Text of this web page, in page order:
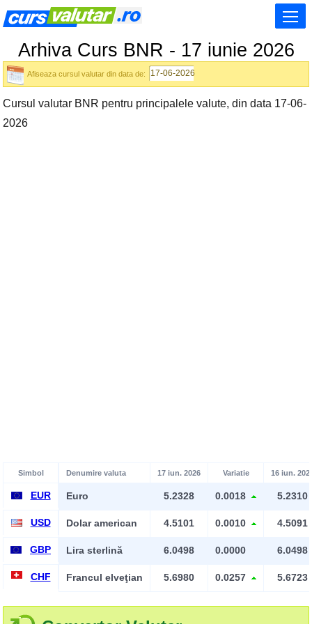
Arhiva Curs BNR - 17 iunie 2026
Afiseaza cursul valutar din data de:
Cursul valutar BNR pentru principalele valute, din data 17-06-
2026
Simbol Denumire valuta 17 iun. 2026 Variatie 16 iun.
EUR Euro 5.2328 0.0018 5.2310
USD Dolar american 4.5101 0.0010 4.5091
GBP Lira sterlină 6.0498 0.0000 6.0498
CHF Francul elveţian 5.6980 0.0257 5.6723